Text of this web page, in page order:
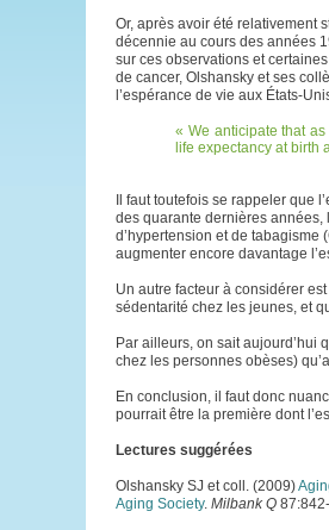
Or, après avoir été relativement
décennie au cours des années
sur ces observations et
de cancer, Olshansky et ses
l’espérance de vie aux États-
We anticipate that
life expectancy at birth
Il faut toutefois se rappeler que
des quarante dernières
d’hypertension et de tabagisme
augmenter encore davantage
Un autre facteur à considérer
sédentarité chez les jeunes, et
Par ailleurs, on sait aujourd’hui
chez les personnes obèses)
En conclusion, il faut donc
pourrait être la première dont
Lectures suggérées
Olshansky SJ et coll. (2009)
Aging Society. Milbank Q